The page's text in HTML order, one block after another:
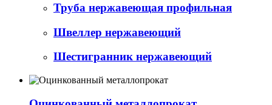
Труба нержавеющая профильная
Швеллер нержавеющий
Шестигранник нержавеющий